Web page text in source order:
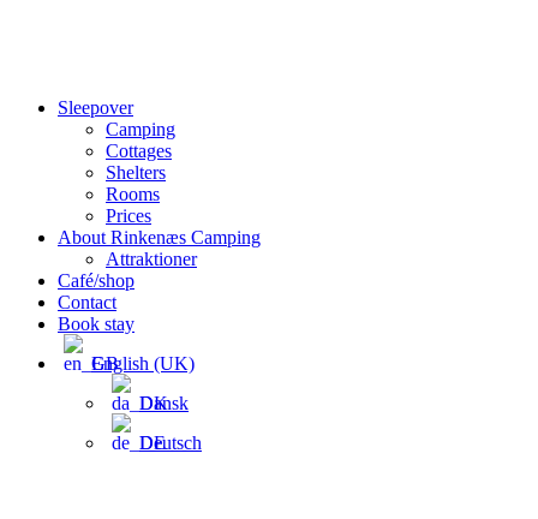
Sleepover
Camping
Cottages
Shelters
Rooms
Prices
About Rinkenæs Camping
Attraktioner
Café/shop
Contact
Book stay
English (UK)
Dansk
Deutsch